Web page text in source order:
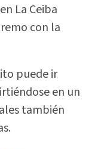
La Ceiba
con la
puede ir
en un
también